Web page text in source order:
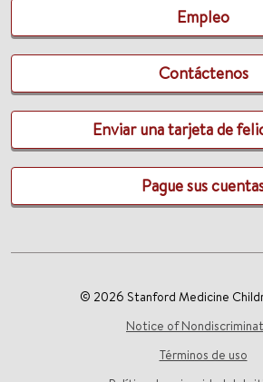
Empleo
Contáctenos
Enviar una tarjeta de
Pague sus
© 2026 Stanford Medicine
Notice of
Términos de uso